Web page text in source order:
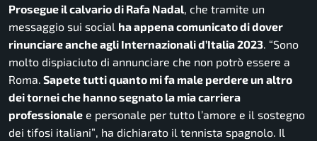
Prosegue il calvario di Rafa Nadal, che tramite un
messaggio sui social ha appena comunicato di dover
rinunciare anche agli Internazionali d’Italia 2023. “Sono
molto dispiaciuto di annunciare che non potrò essere a
Roma. Sapete tutti quanto mi fa male perdere un altro
dei tornei che hanno segnato la mia carriera
professionale e personale per tutto l’amore e il sostegno
dei tifosi italiani”, ha dichiarato il tennista spagnolo. Il